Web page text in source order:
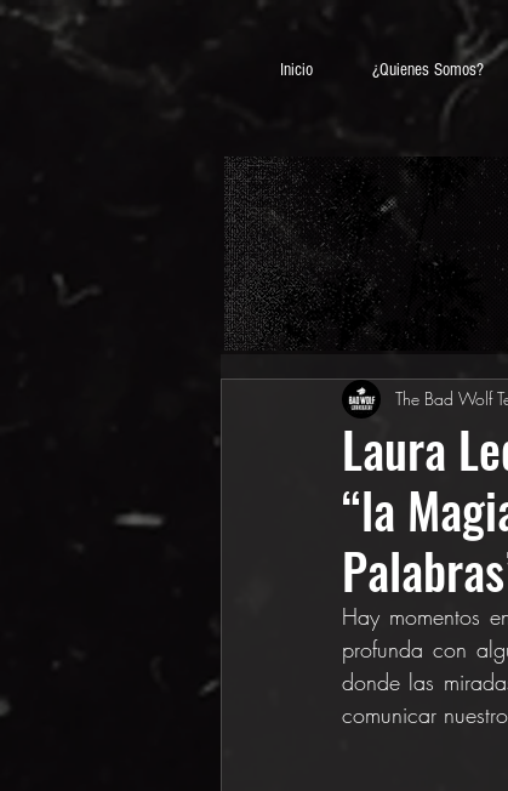
Inicio ¿Quienes Somos?
Laura
“la
The Bad Wolf
Hay momentos
profunda con
donde las
comunicar